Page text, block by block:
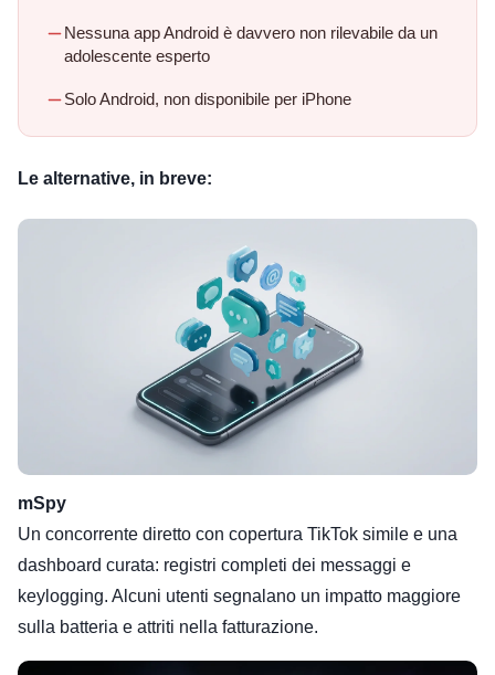
Nessuna app Android è davvero non rilevabile da un
adolescente esperto
Solo Android, non disponibile per iPhone
Le alternative, in breve:
mSpy
Un concorrente diretto con copertura TikTok simile e una
dashboard curata: registri completi dei messaggi e
keylogging. Alcuni utenti segnalano un impatto maggiore
sulla batteria e attriti nella fatturazione.